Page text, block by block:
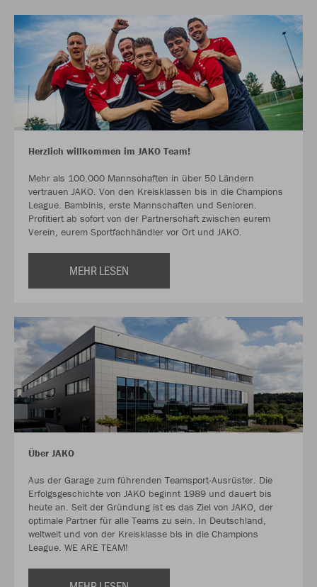
Herzlich willkommen im JAKO Team!
Mehr als 100.000 Mannschaften in über 50 Ländern
vertrauen JAKO. Von den Kreisklassen bis in die Champions
League. Bambinis, erste Mannschaften und Senioren.
Profitiert ab sofort von der Partnerschaft zwischen eurem
Verein, eurem Sportfachhändler vor Ort und JAKO.
MEHR LESEN
Über JAKO
Aus der Garage zum führenden Teamsport-Ausrüster. Die
Erfolgsgeschichte von JAKO beginnt 1989 und dauert bis
heute an. Seit der Gründung ist es das Ziel von JAKO, der
optimale Partner für alle Teams zu sein. In Deutschland,
weltweit und von der Kreisklasse bis in die Champions
League. WE ARE TEAM!